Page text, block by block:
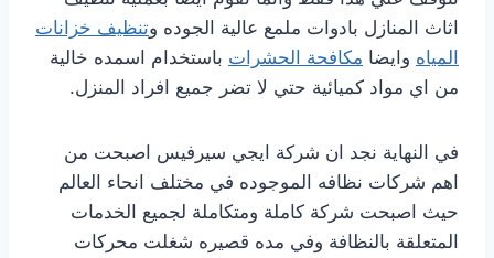
اثاث المنازل بادوات ملمع عالية الجوده وتنظيف خزانات
المياه وايضا مكافحة الحشرات باستخدام اسمده خالية
من اي مواد كميائية حتي لا تضر جميع افراد المنزل.
في النهاية نجد ان شركة ايجي سيرفيس اصبحت من
اهم شركات نظافه الموجوده في مختلف انحاء العالم
حيث اصبحت شركة كاملة ومتكاملة لجميع الخدمات
المتعلقة بالنظافة وفي مده قصيره شغلت محركات